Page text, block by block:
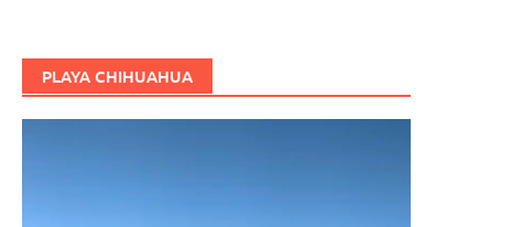
PLAYA CHIHUAHUA